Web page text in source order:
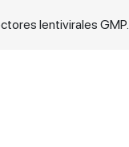
lentivirales GMP.